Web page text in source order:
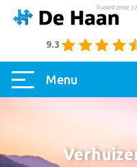
9.3
Menu